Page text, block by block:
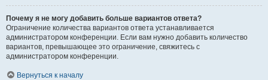
Почему я не могу добавить больше вариантов ответа?
Ограничение количества вариантов ответа устанавливается
администратором конференции. Если вам нужно добавить количество
вариантов, превышающее это ограничение, свяжитесь с
администратором конференции.
Вернуться к началу